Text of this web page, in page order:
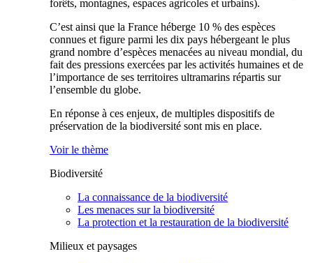
forêts, montagnes, espaces agricoles et urbains).
C’est ainsi que la France héberge 10 % des espèces
connues et figure parmi les dix pays hébergeant le plus
grand nombre d’espèces menacées au niveau mondial, du
fait des pressions exercées par les activités humaines et de
l’importance de ses territoires ultramarins répartis sur
l’ensemble du globe.
En réponse à ces enjeux, de multiples dispositifs de
préservation de la biodiversité sont mis en place.
Voir le thème
Biodiversité
La connaissance de la biodiversité
Les menaces sur la biodiversité
La protection et la restauration de la biodiversité
Milieux et paysages